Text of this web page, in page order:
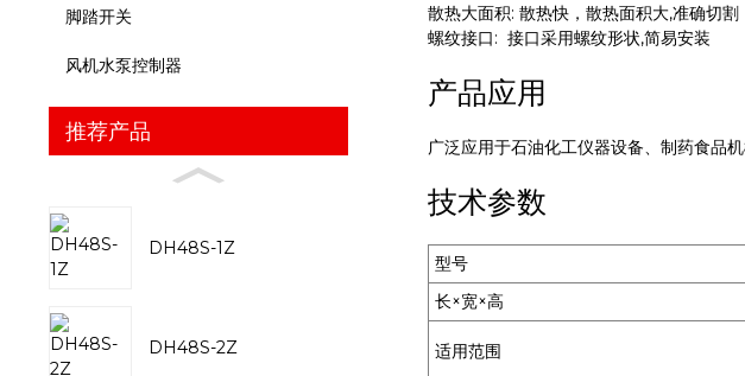
脚踏开关
风机水泵控制器
推荐产品
DH48S-1Z
DH48S-2Z
散热大面积: 散热快，散热面积大,准确切割
螺纹接口: 接口采用螺纹形状,简易安装
产品应用
广泛应用于石油化工仪器设备、制药食品
技术参数
型号
长×宽×高
适用范围